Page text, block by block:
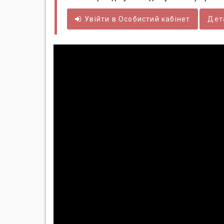
Увійти вОсобистий кабінет